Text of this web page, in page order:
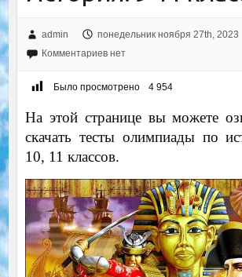
admin понедельник ноября 27th, 2023
Комментариев нет
Было просмотрено 4 954
На этой странице вы можете
скачать тесты олимпиады по
10, 11 классов.